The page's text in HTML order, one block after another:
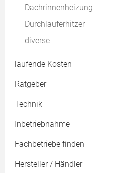
Dachrinnenheizung
Durchlauferhitzer
diverse
laufende Kosten
Varianten
Heizleistung (kW)
Ratgeber
Systeme
Speicherheizungen
Konvektion
Technik
Heizen mit Strom
Steuerung
Inbetriebnahme
Anschlußverordnung
Anschlußbedingungen
Fachbetriebe finden
Hersteller / Händler